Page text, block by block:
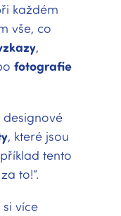
každém
vše, co
,
fotografie
, které jsou
tento
to!“.
více